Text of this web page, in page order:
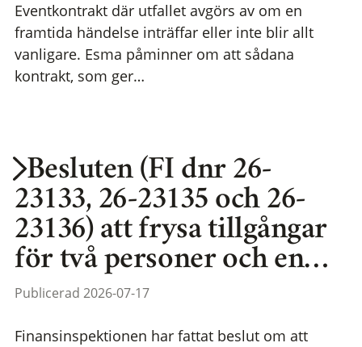
Eventkontrakt där utfallet avgörs av om en
framtida händelse inträffar eller inte blir allt
vanligare. Esma påminner om att sådana
kontrakt, som ger…
Besluten (FI dnr 26-
23133, 26-23135 och 26-
23136) att frysa tillgångar
för två personer och en…
Publicerad 2026-07-17
Finansinspektionen har fattat beslut om att